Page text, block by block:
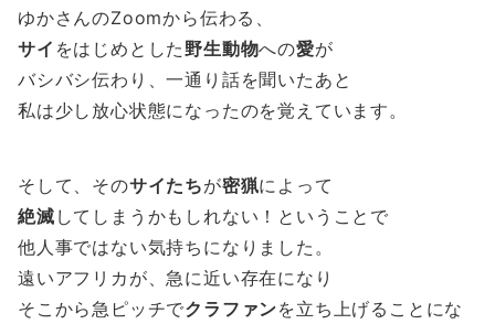
ゆかさんのZoomから伝わる、
サイ をはじめとした野生動物への愛が
バシバシ伝わり、一通り話を聞いたあと
私は少し放心状態になったのを覚えています。
そして、そのサイたちが密猟によって
絶滅 してしまうかもしれない！ということで
他人事ではない気持ちになりました。
遠いアフリカが、急に近い存在になり
そこから急ピッチでクラファンを立ち上げることにな